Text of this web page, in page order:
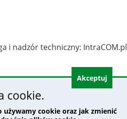
cookie.
używamy cookie oraz jak zmienić
Akceptuj
i nadzór techniczny: IntraCOM.pl